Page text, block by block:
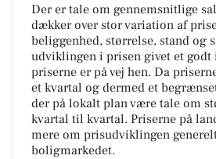
Der er tale om gennemsnitlige
dækker over stor variation af
beliggenhed, størrelse, stand og
udviklingen i prisen givet et godt
priserne er på vej hen. Da
et kvartal og dermed et
der på lokalt plan være tale om
kvartal til kvartal. Priserne på
mere om prisudviklingen
boligmarkedet.